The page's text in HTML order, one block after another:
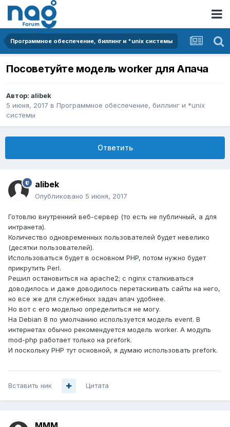
Программное обеспечение, биллинг и *unix системы
Посоветуйте модель worker для Апача
Автор: alibek
5 июня, 2017 в Программное обеспечение, биллинг и *unix
системы
Ответить
alibek
Опубликовано 5 июня, 2017
Готовлю внутренний веб-сервер (то есть не публичный, а для
интранета).
Количество одновременных пользователей будет невелико
(десятки пользователей).
Использоваться будет в основном PHP, потом нужно будет
прикрутить Perl.
Решил остановиться на apache2; с nginx сталкиваться
доводилось и даже доводилось перетаскивать сайты на него,
но все же для служебных задач апач удобнее.
Но вот с его моделью определиться не могу.
На Debian 8 по умолчанию используется модель event. В
интернетах обычно рекомендуется модель worker. А модуль
mod-php работает только на prefork.
И поскольку PHP тут основной, я думаю использовать prefork.
Вставить ник Цитата